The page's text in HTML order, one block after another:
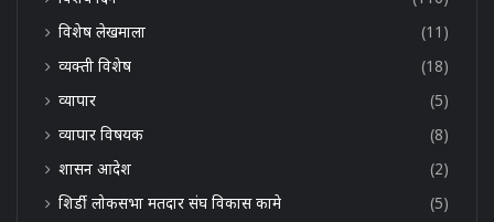
विशेष लेखमाला
(11)
व्यक्ती विशेष
(18)
व्यापार
(5)
व्यापार विषयक
(8)
शासन आदेश
(2)
शिर्डी लोकसभा मतदार संघ विकास कामे
(5)